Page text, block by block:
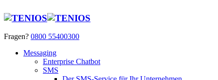
Fragen? 0800 55400300
Messaging
Enterprise Chatbot
SMS